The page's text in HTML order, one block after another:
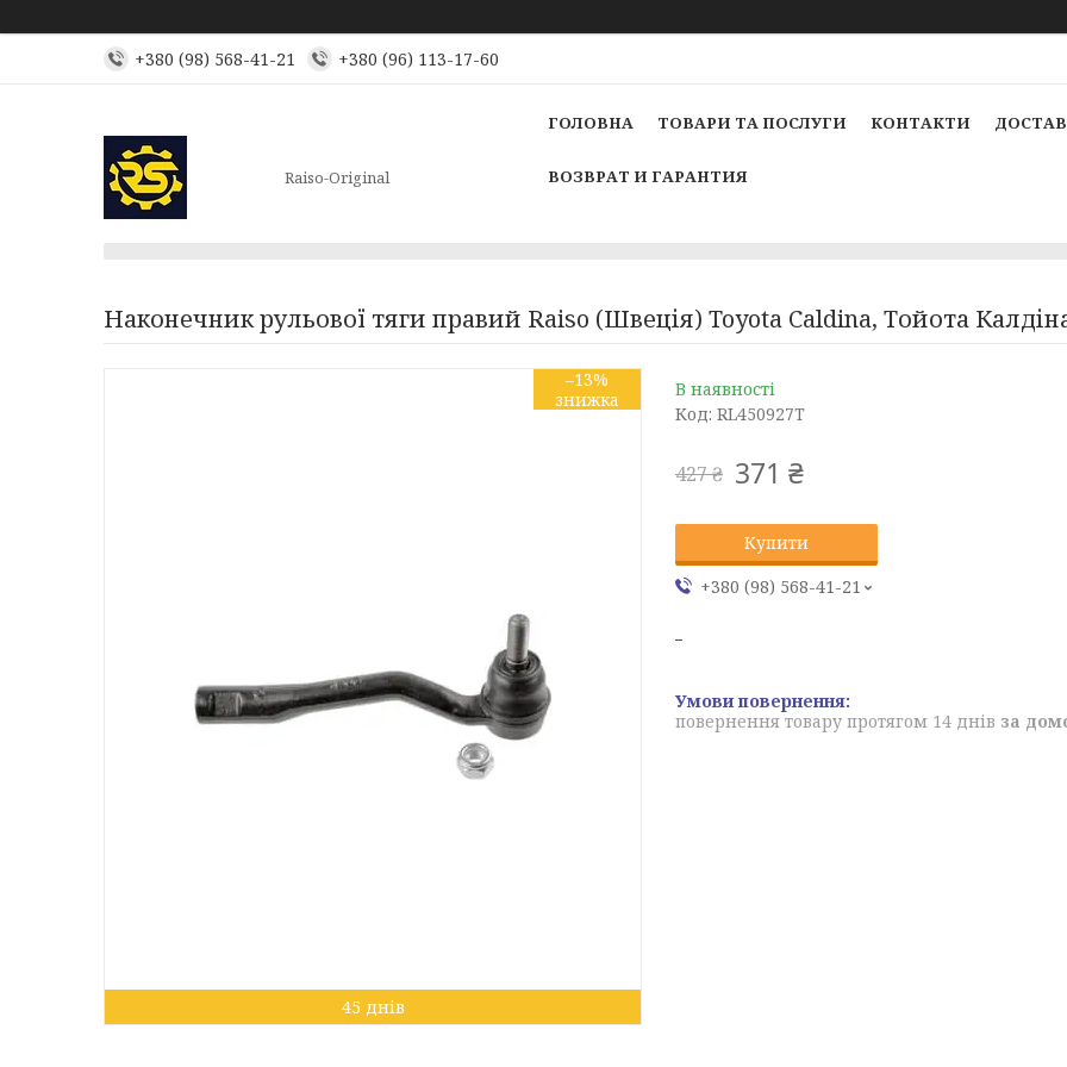
+380 (98) 568-41-21 +380 (96) 113-17-60
Raiso-Original
ГОЛОВНА ТОВАРИ ТА ПОСЛУГИ КОНТАКТИ
ВОЗВРАТ И ГАРАНТИЯ
Наконечник рульової тяги правий Raiso (Швеція) Toyota Caldina, Тойота
–13%
45 днів
В наявності
Код: RL450927T
427 ₴ 371 ₴
Купити
+380 (98) 568-41-21
повернення товару протягом 14 днів за